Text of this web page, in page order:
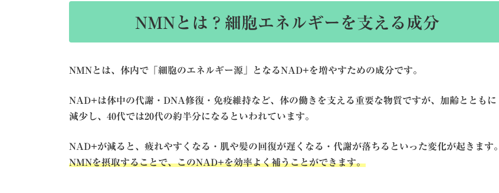
NMNとは？細胞エネルギーを支える成分
NMNとは、体内で「細胞のエネルギー源」となるNAD+を増やすための成分です。
NAD+は体中の代謝・DNA修復・免疫維持など、体の働きを支える重要な物質ですが、加齢とともに
減少し、40代では20代の約半分になるといわれています。
NAD+が減ると、疲れやすくなる・肌や髪の回復が遅くなる・代謝が落ちるといった変化が起きます。
NMNを摂取することで、このNAD+を効率よく補うことができます。